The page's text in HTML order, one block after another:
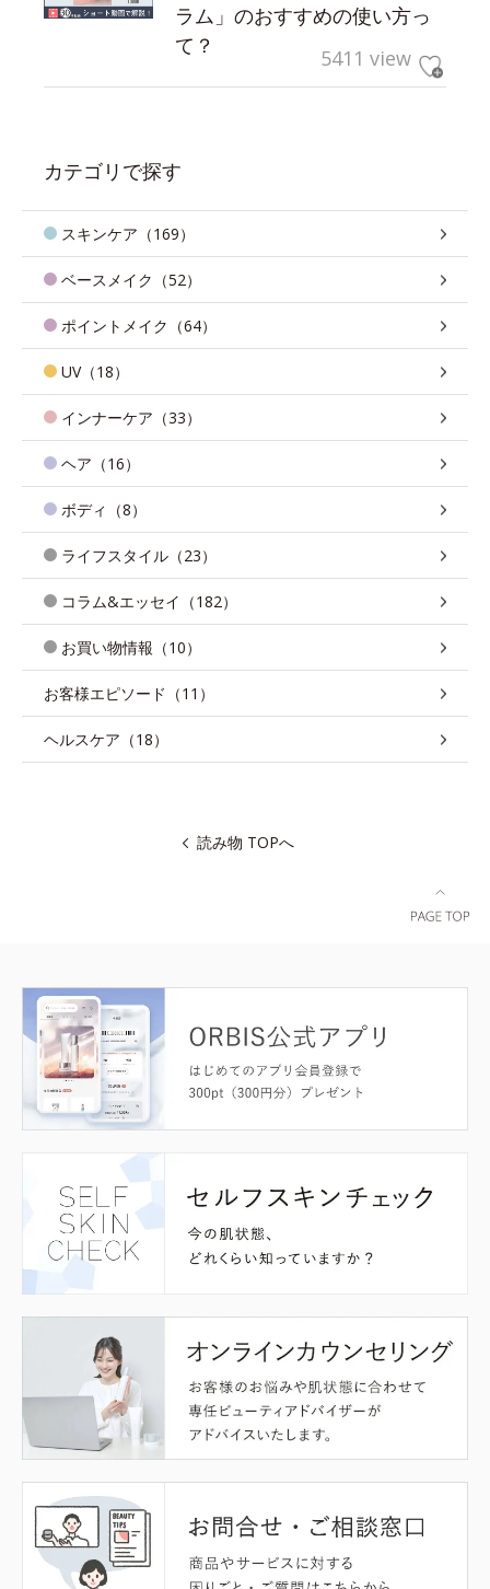
ラム」のおすすめの使い方っ
て？
5411 view
カテゴリで探す
スキンケア（169）
ベースメイク（52）
ポイントメイク（64）
UV（18）
インナーケア（33）
ヘア（16）
ボディ（8）
ライフスタイル（23）
コラム&エッセイ（182）
お買い物情報（10）
お客様エピソード（11）
ヘルスケア（18）
読み物 TOPへ